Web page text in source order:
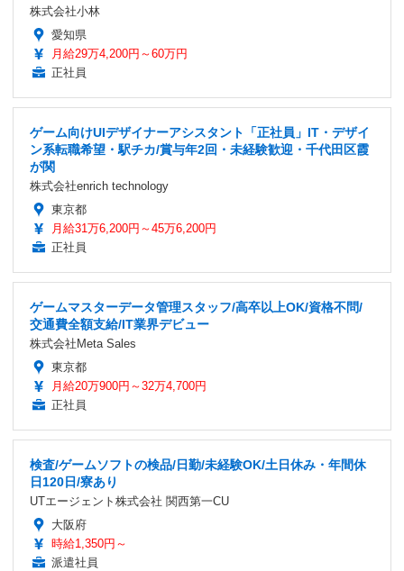
株式会社小林
愛知県
月給29万4,200円～60万円
正社員
ゲーム向けUIデザイナーアシスタント「正社員」IT・デザイ
ン系転職希望・駅チカ/賞与年2回・未経験歓迎・千代田区霞
が関
株式会社enrich technology
東京都
月給31万6,200円～45万6,200円
正社員
ゲームマスターデータ管理スタッフ/高卒以上OK/資格不問/
交通費全額支給/IT業界デビュー
株式会社Meta Sales
東京都
月給20万900円～32万4,700円
正社員
検査/ゲームソフトの検品/日勤/未経験OK/土日休み・年間休
日120日/寮あり
UTエージェント株式会社 関西第一CU
大阪府
時給1,350円～
派遣社員